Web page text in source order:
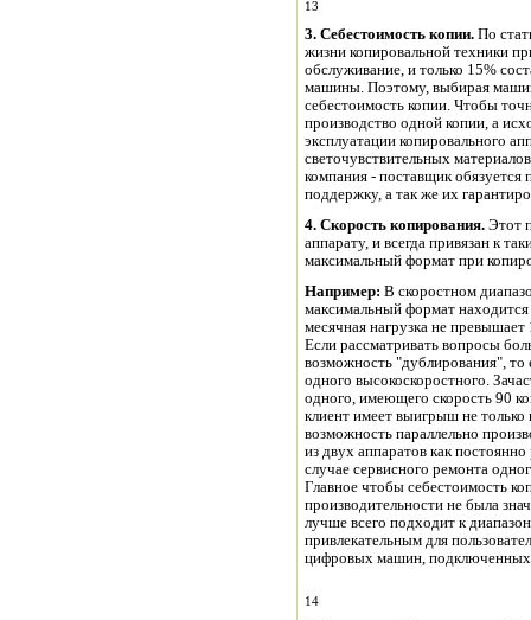
13
3. Себестоимость копии. По
жизни копировальной техники
обслуживание, и только 15%
машины. Поэтому, выбирая
себестоимость копии. Чтобы
производство одной копии, а
эксплуатации копировального
светочувствительных
компания - поставщик обязуется
поддержку, а так же их
4. Скорость копирования. Этот
аппарату, и всегда привязан к
максимальный формат при
Например: В скоростном
максимальный формат
месячная нагрузка не
Если рассматривать вопросы
возможность "дублирования", то
одного высокоскоростного.
одного, имеющего скорость 90
клиент имеет выигрыш не
возможность параллельно
из двух аппаратов как
случае сервисного ремонта
Главное чтобы себестоимость
производительности не была
лучше всего подходит к
привлекательным для
цифровых машин, подключенных
14